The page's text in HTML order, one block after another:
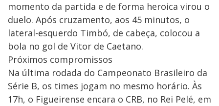
momento da partida e de forma heroica virou o
duelo. Após cruzamento, aos 45 minutos, o
lateral-esquerdo Timbó, de cabeça, colocou a
bola no gol de Vitor de Caetano.
Próximos compromissos
​Na última rodada do Campeonato Brasileiro da
Série B, os times jogam no mesmo horário. Às
17h, o Figueirense encara o CRB, no Rei Pelé, em